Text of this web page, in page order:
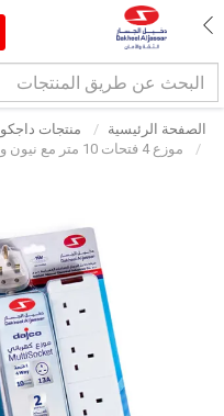
الصفحة الرئيسية
منتجات داجكو
موزع 4 فتحات 10 متر مع نيون و سويتش 13 أمبير